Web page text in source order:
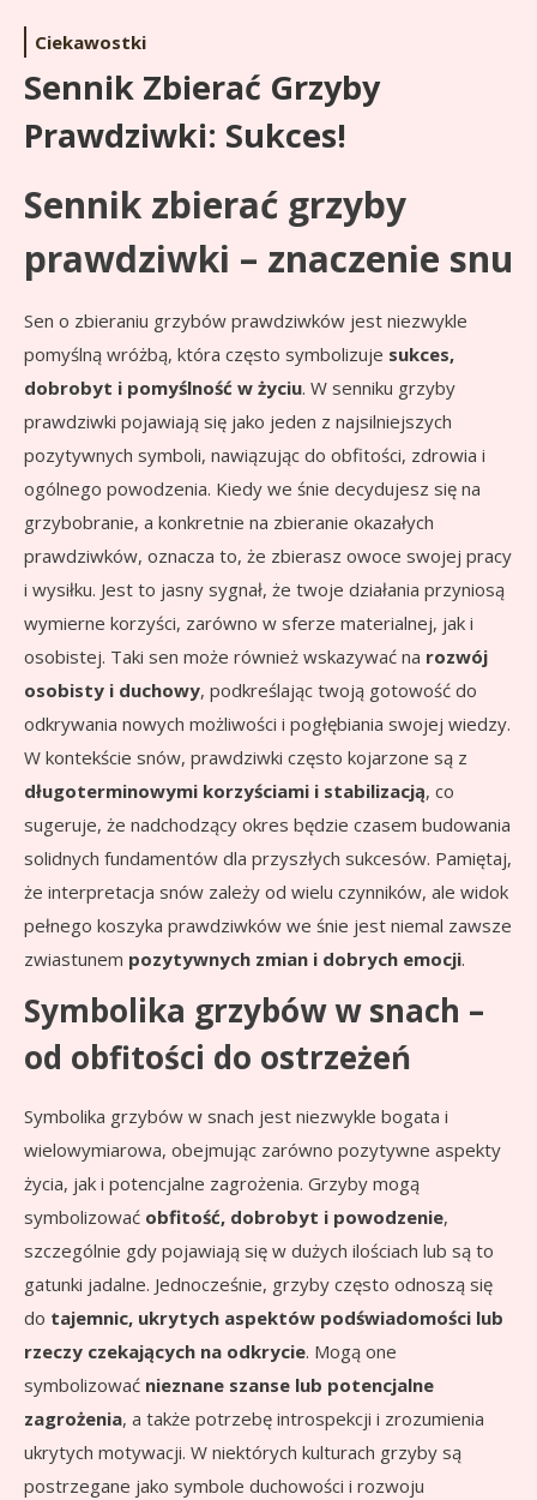
Ciekawostki
Sennik Zbierać Grzyby
Prawdziwki: Sukces!
Sennik zbierać grzyby
prawdziwki – znaczenie snu
Sen o zbieraniu grzybów prawdziwków jest niezwykle
pomyślną wróżbą, która często symbolizuje sukces,
dobrobyt i pomyślność w życiu. W senniku grzyby
prawdziwki pojawiają się jako jeden z najsilniejszych
pozytywnych symboli, nawiązując do obfitości, zdrowia i
ogólnego powodzenia. Kiedy we śnie decydujesz się na
grzybobranie, a konkretnie na zbieranie okazałych
prawdziwków, oznacza to, że zbierasz owoce swojej pracy
i wysiłku. Jest to jasny sygnał, że twoje działania przyniosą
wymierne korzyści, zarówno w sferze materialnej, jak i
osobistej. Taki sen może również wskazywać na rozwój
osobisty i duchowy, podkreślając twoją gotowość do
odkrywania nowych możliwości i pogłębiania swojej wiedzy.
W kontekście snów, prawdziwki często kojarzone są z
długoterminowymi korzyściami i stabilizacją, co
sugeruje, że nadchodzący okres będzie czasem budowania
solidnych fundamentów dla przyszłych sukcesów. Pamiętaj,
że interpretacja snów zależy od wielu czynników, ale widok
pełnego koszyka prawdziwków we śnie jest niemal zawsze
zwiastunem pozytywnych zmian i dobrych emocji.
Symbolika grzybów w snach –
od obfitości do ostrzeżeń
Symbolika grzybów w snach jest niezwykle bogata i
wielowymiarowa, obejmując zarówno pozytywne aspekty
życia, jak i potencjalne zagrożenia. Grzyby mogą
symbolizować obfitość, dobrobyt i powodzenie,
szczególnie gdy pojawiają się w dużych ilościach lub są to
gatunki jadalne. Jednocześnie, grzyby często odnoszą się
do tajemnic, ukrytych aspektów podświadomości lub
rzeczy czekających na odkrycie. Mogą one
symbolizować nieznane szanse lub potencjalne
zagrożenia, a także potrzebę introspekcji i zrozumienia
ukrytych motywacji. W niektórych kulturach grzyby są
postrzegane jako symbole duchowości i rozwoju